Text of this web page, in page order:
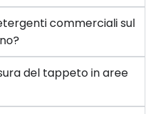
commerciali sul
del tappeto in aree